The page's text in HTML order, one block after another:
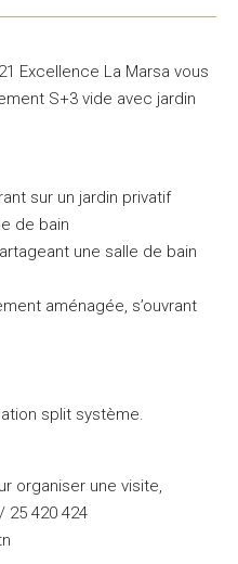
Excellence La Marsa vous
S+3 vide avec jardin
sur un jardin privatif
de bain
une salle de bain
aménagée, s’ouvrant
split système.
organiser une visite,
25 420 424